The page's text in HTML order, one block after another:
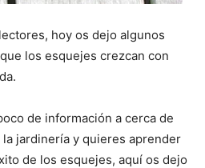
hoy os dejo algunos
los esquejes crezcan con
de información a cerca de
jardinería y quieres aprender
de los esquejes, aquí os dejo